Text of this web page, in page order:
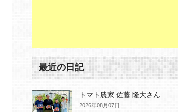
最近の日記
トマト農家 佐藤 隆大さん
2026年08月07日